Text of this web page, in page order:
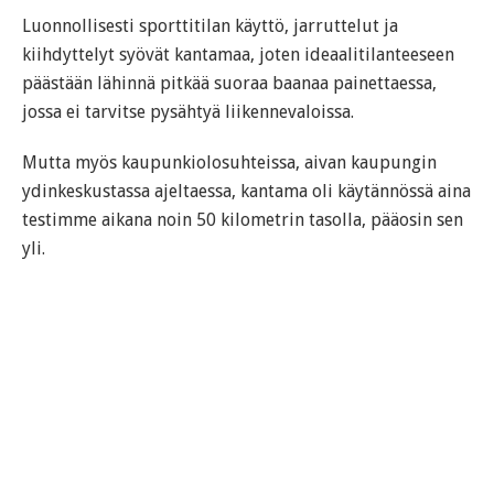
Luonnollisesti sporttitilan käyttö, jarruttelut ja
kiihdyttelyt syövät kantamaa, joten ideaalitilanteeseen
päästään lähinnä pitkää suoraa baanaa painettaessa,
jossa ei tarvitse pysähtyä liikennevaloissa.
Mutta myös kaupunkiolosuhteissa, aivan kaupungin
ydinkeskustassa ajeltaessa, kantama oli käytännössä aina
testimme aikana noin 50 kilometrin tasolla, pääosin sen
yli.